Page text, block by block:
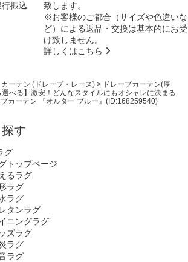
振込
致します。
※お客様のご都合（サイズや色違いな
ど）による返品・交換は基本的にお受
け致しません。
詳しくはこちら
カーテン (ドレープ・レース)> ドレープカーテン(厚
選べる】激安！どんなスタイルにもオシャレに決まる
カーテン 『オルター ブルー』(ID:168259540)
す
グ
トップページ
るラグ
ラグ
ラグ
タンラグ
ニングラグ
ズラグ
ラグ
ラグ